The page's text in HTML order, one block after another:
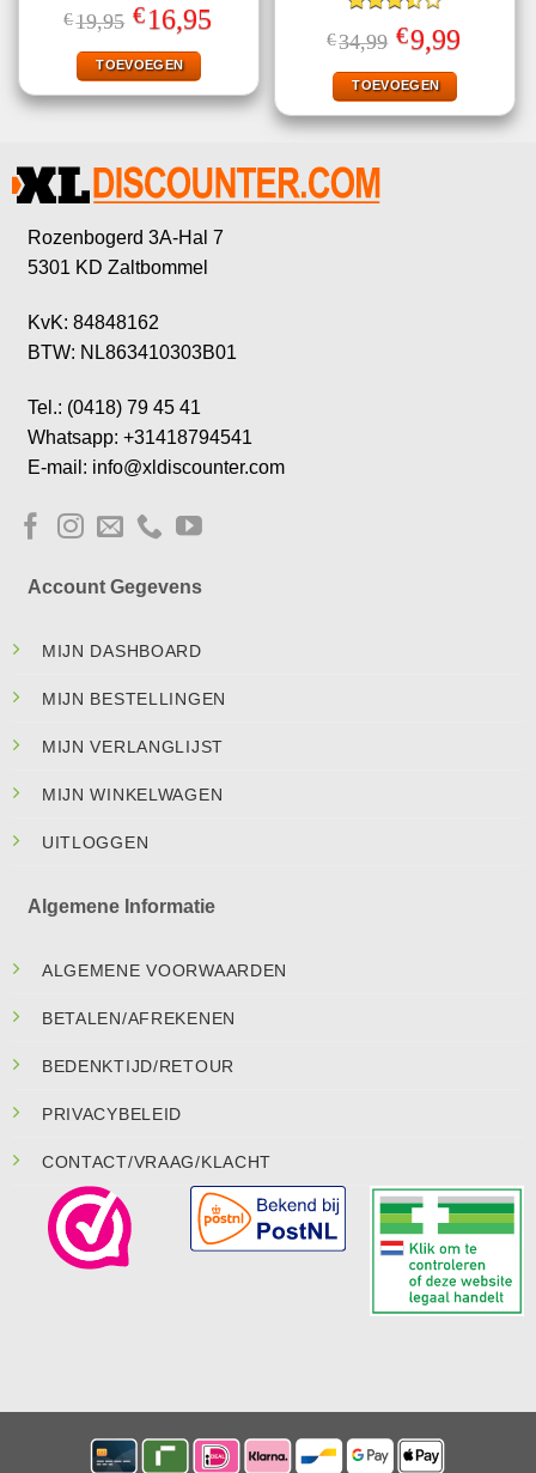
Gewaardeerd
5.00uit 5
€19,95 Oorspronkelijke
prijs
was:
€19,95.
€16,95prijs
TOEVOEGEN
Gewaardeerd
3.50uit
€34,99 Oorspronkelijke
prijs
was:
€34,99.
€9,99Huidige
prijs
TOEVOEGEN
Rozenbogerd 3A-Hal 7
5301 KD Zaltbommel
KvK: 84848162
BTW: NL863410303B01
Tel.: (0418) 79 45 41
Whatsapp: +31418794541
E-mail: info@xldiscounter.com
Account Gegevens
MIJN DASHBOARD
MIJN BESTELLINGEN
MIJN VERLANGLIJST
MIJN WINKELWAGEN
UITLOGGEN
Algemene Informatie
ALGEMENE VOORWAARDEN
BETALEN/AFREKENEN
BEDENKTIJD/RETOUR
PRIVACYBELEID
CONTACT/VRAAG/KLACHT